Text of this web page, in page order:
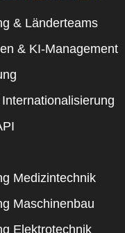
& Länderteams
& KI-Management
Medizintechnik
Maschinenbau
Elektrotechnik